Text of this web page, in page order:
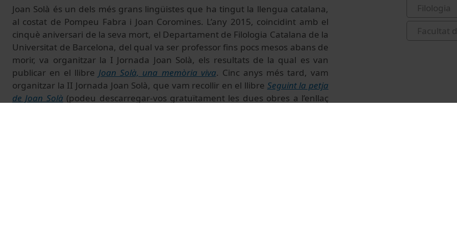
Joan Solà és un dels més grans lingüistes que ha tingut la llengua catalana,
al costat de Pompeu Fabra i Joan Coromines. L’any 2015, coincidint amb el
cinquè aniversari de la seva mort, el Departament de Filologia Catalana de la
Universitat de Barcelona, del qual va ser professor fins pocs mesos abans de
morir, va organitzar la I Jornada Joan Solà, els resultats de la qual es van
publicar en el llibre Joan Solà, una memòria viva. Cinc anys més tard, vam
organitzar la II Jornada Joan Solà, que vam recollir en el llibre Seguint la petja
de Joan Solà (podeu descarregar-vos gratuïtament les dues obres a l’enllaç
Filologia
Facultat